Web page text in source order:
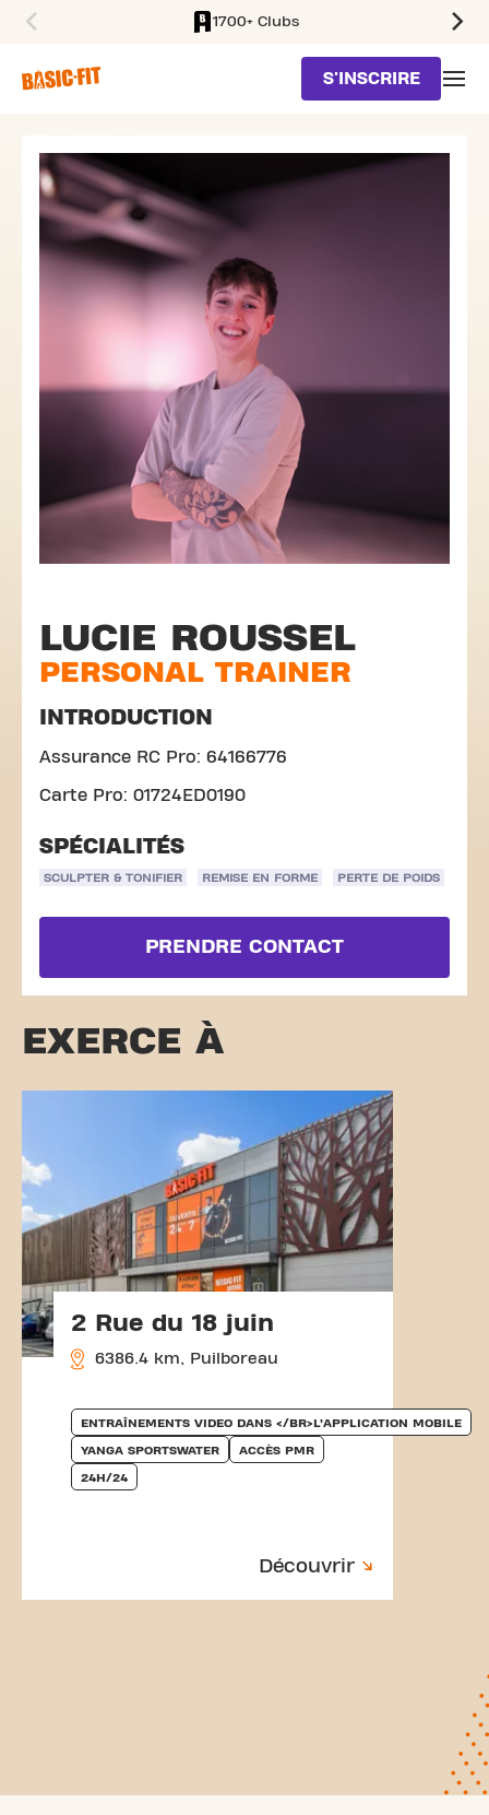
1700+ Clubs
S'INSCRIRE
LUCIE ROUSSEL
PERSONAL TRAINER
INTRODUCTION
Assurance RC Pro: 64166776
Carte Pro: 01724ED0190
SPÉCIALITÉS
SCULPTER & TONIFIER REMISE EN FORME PERTE DE POIDS
PRENDRE CONTACT
EXERCE À
2 Rue du 18 juin
6386.4 km, Puilboreau
ENTRAÎNEMENTS VIDEO DANS </BR>L’APPLICATION MOBILE
YANGA SPORTSWATER ACCÈS PMR
24H/24
Découvrir